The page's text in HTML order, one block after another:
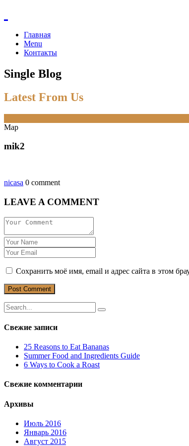
Главная
Menu
Контакты
Single Blog
Latest From Us
Мар
mik2
nicasa 0 comment
LEAVE A COMMENT
Сохранить моё имя, email и адрес сайта в этом
Свежие записи
25 Reasons to Eat Bananas
Summer Food and Ingredients Guide
6 Ways to Cook a Roast
Свежие комментарии
Архивы
Июль 2016
Январь 2016
Август 2015